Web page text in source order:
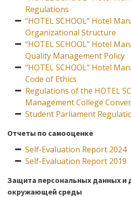
Regulations
“HOTEL SCHOOL” Hotel
Organizational Structure
“HOTEL SCHOOL” Hotel
Quality Management Policy
“HOTEL SCHOOL” Hotel
Code of Ethics
Regulations of the HOTEL
Management College
Student Parliament
Отчеты по самооценке
Self-Evaluation Report 2024
Self-Evaluation Report 2019
Защита персональных данных и
окружающей среды